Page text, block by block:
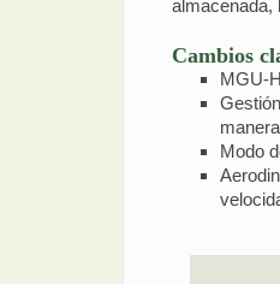
almacenada,
Cambios
MGU-
Modo